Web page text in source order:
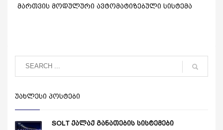
მართვის მოდულური ავტომატიზებული სისტემა
ᲣᲐᲮᲚᲔᲡᲘ ᲞᲝᲡᲢᲔᲑᲘ
SOLT ქალაქ განათების სისტემები